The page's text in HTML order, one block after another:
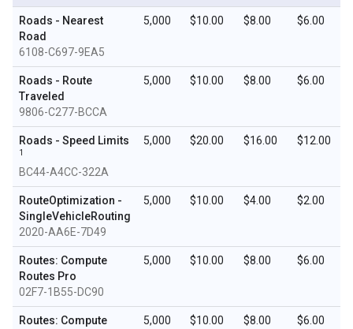
Roads - Nearest
Road
6108-C697-9EA5
5,000 $10.00 $8.00 $6.00
Roads - Route
Traveled
9806-C277-BCCA
5,000 $10.00 $8.00 $6.00
Roads - Speed Limits
1
BC44-A4CC-322A
5,000 $20.00 $16.00 $12.00
RouteOptimization -
SingleVehicleRouting
2020-AA6E-7D49
5,000 $10.00 $4.00 $2.00
Routes: Compute
Routes Pro
02F7-1B55-DC90
5,000 $10.00 $8.00 $6.00
Routes: Compute
5,000 $10.00 $8.00 $6.00